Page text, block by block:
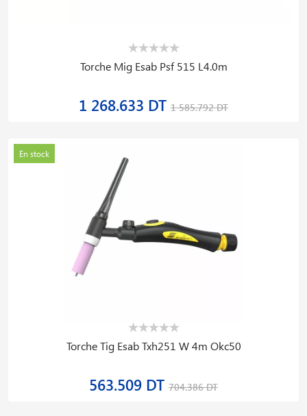
Torche Mig Esab Psf 515 L4.0m
1 268.633 DT 1 585.792 DT
En stock
Torche Tig Esab Txh251 W 4m Okc50
563.509 DT 704.386 DT